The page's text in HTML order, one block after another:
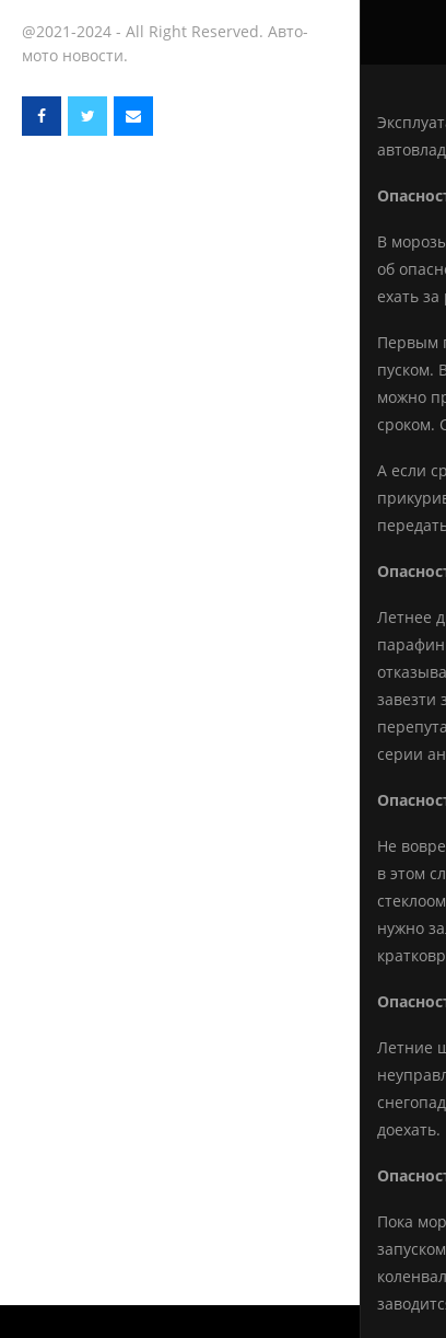
@2021-2024 - All Right Reserved. Авто-
мото новости.
В
об
ехать
Первым
пуском.
можно
сроком.
А если
Летнее
парафин
завезти
серии
Не
в этом
нужно
Летние
доехать.
Пока